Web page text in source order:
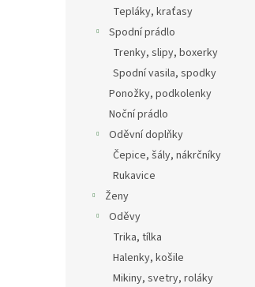
Tepláky, kraťasy
Spodní prádlo
Trenky, slipy, boxerky
Spodní vasila, spodky
Ponožky, podkolenky
Noční prádlo
Oděvní doplňky
Čepice, šály, nákrčníky
Rukavice
Ženy
Oděvy
Trika, tílka
Halenky, košile
Mikiny, svetry, roláky